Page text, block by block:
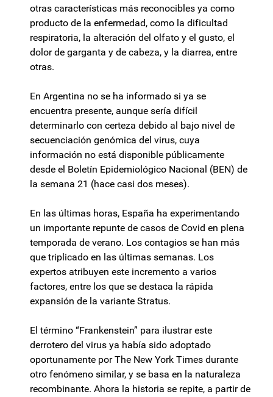
otras características más reconocibles ya como
producto de la enfermedad, como la dificultad
respiratoria, la alteración del olfato y el gusto, el
dolor de garganta y de cabeza, y la diarrea, entre
otras.
En Argentina no se ha informado si ya se
encuentra presente, aunque sería difícil
determinarlo con certeza debido al bajo nivel de
secuenciación genómica del virus, cuya
información no está disponible públicamente
desde el Boletín Epidemiológico Nacional (BEN) de
la semana 21 (hace casi dos meses).
En las últimas horas, España ha experimentando
un importante repunte de casos de Covid en plena
temporada de verano. Los contagios se han más
que triplicado en las últimas semanas. Los
expertos atribuyen este incremento a varios
factores, entre los que se destaca la rápida
expansión de la variante Stratus.
El término “Frankenstein” para ilustrar este
derrotero del virus ya había sido adoptado
oportunamente por The New York Times durante
otro fenómeno similar, y se basa en la naturaleza
recombinante. Ahora la historia se repite, a partir de